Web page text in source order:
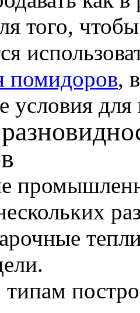
того,
помидоров,
условия
типам